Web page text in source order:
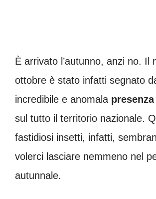
È arrivato l’autunno, anzi no. Il
ottobre è stato infatti segnato
incredibile e anomala
sul tutto il territorio nazionale.
fastidiosi insetti, infatti,
volerci lasciare nemmeno nel
autunnale.